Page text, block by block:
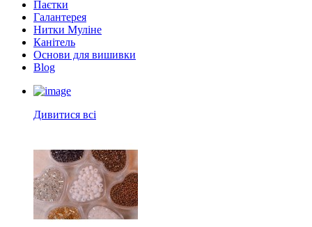
Паєтки
Галантерея
Нитки Муліне
Канітель
Основи для вишивки
Blog
Дивитися всі